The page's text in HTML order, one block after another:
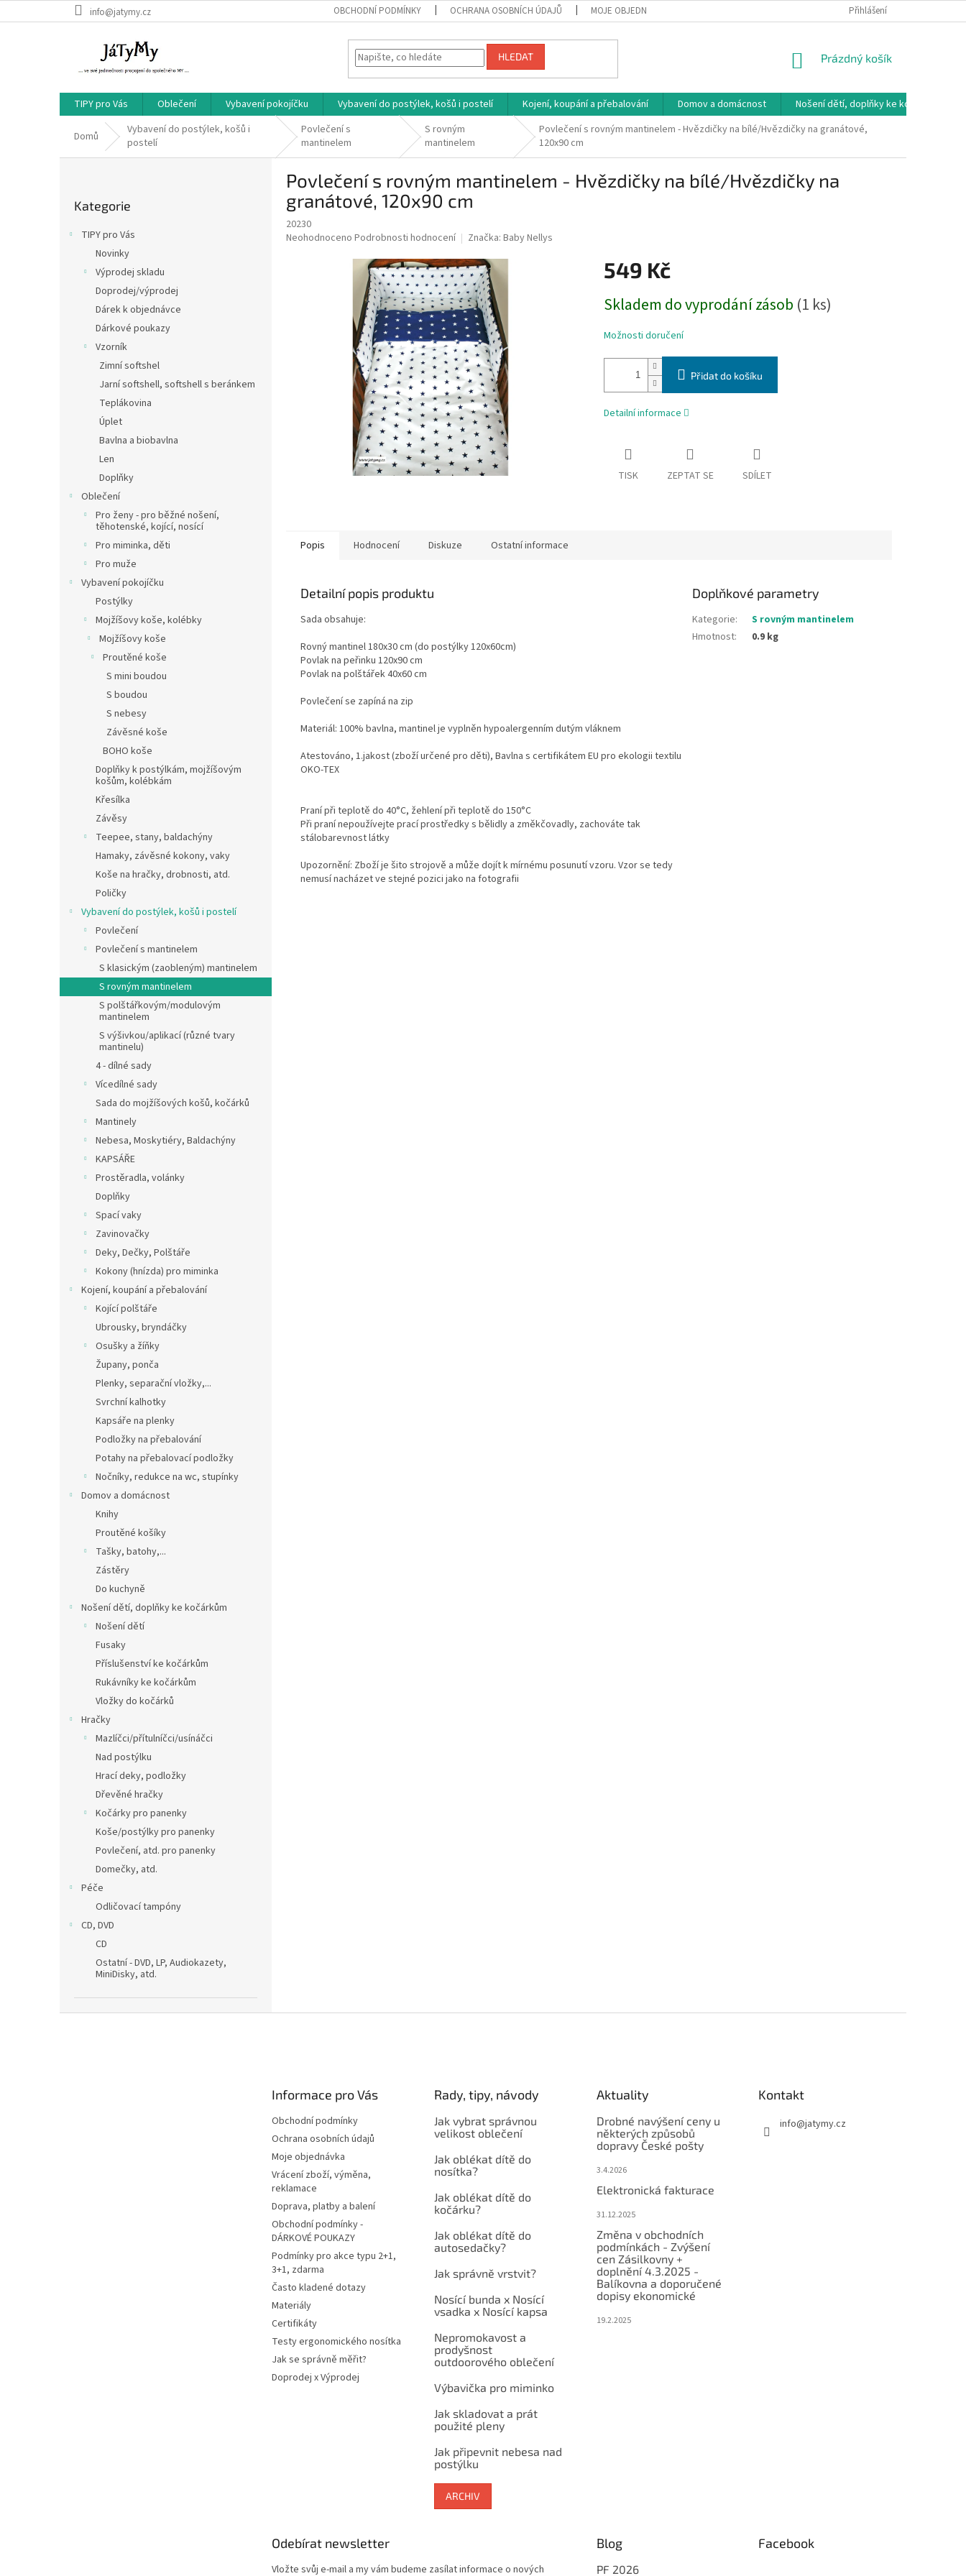
na
info@jatymy.cz OBCHODNÍ PODMÍNKY OCHRANA OSOBNÍCH ÚDAJŮ MOJE OBJEDNÁVKA DOPRAVA, PLATBY A
Přihlášení
HLEDAT
NÁKUPNÍ
Prázdný košík
TIPY pro Vás Oblečení Vybavení pokojíčku Vybavení do postýlek, košů i postelí Kojení, koupání a přebalování Domov a domácnost Nošení dětí, doplňky ke kočárkům
Domů
Vybavení do postýlek, košů i
postelí
Povlečení s
mantinelem
S rovným
mantinelem
Povlečení s rovným mantinelem - Hvězdičky na bílé/Hvězdičky na granátové,
120x90 cm
kategorie
Kategorie
TIPY pro Vás
Novinky
Výprodej skladu
Doprodej/výprodej
Dárek k objednávce
Dárkové poukazy
Vzorník
Zimní softshel
Jarní softshell, softshell s beránkem
Teplákovina
Úplet
Bavlna a biobavlna
Len
Doplňky
Oblečení
Pro ženy - pro běžné nošení,
těhotenské, kojící, nosící
Pro miminka, děti
Pro muže
Vybavení pokojíčku
Postýlky
Mojžíšovy koše, kolébky
Mojžíšovy koše
Proutěné koše
S mini boudou
S boudou
S nebesy
Závěsné koše
BOHO koše
Doplňky k postýlkám, mojžíšovým
košům, kolébkám
Křesílka
Závěsy
Teepee, stany, baldachýny
Hamaky, závěsné kokony, vaky
Koše na hračky, drobnosti, atd.
Poličky
Vybavení do postýlek, košů i postelí
Povlečení
Povlečení s mantinelem
S klasickým (zaobleným) mantinelem
S rovným mantinelem
S polštářkovým/modulovým
mantinelem
S výšivkou/aplikací (různé tvary
mantinelu)
4 - dílné sady
Vícedílné sady
Sada do mojžíšových košů, kočárků
Mantinely
Nebesa, Moskytiéry, Baldachýny
KAPSÁŘE
Prostěradla, volánky
Doplňky
Spací vaky
Zavinovačky
Deky, Dečky, Polštáře
Kokony (hnízda) pro miminka
Kojení, koupání a přebalování
Kojící polštáře
Ubrousky, bryndáčky
Osušky a žíňky
Župany, ponča
Plenky, separační vložky,...
Svrchní kalhotky
Kapsáře na plenky
Podložky na přebalování
Potahy na přebalovací podložky
Nočníky, redukce na wc, stupínky
Domov a domácnost
Knihy
Proutěné košíky
Tašky, batohy,...
Zástěry
Do kuchyně
Nošení dětí, doplňky ke kočárkům
Nošení dětí
Fusaky
Příslušenství ke kočárkům
Rukávníky ke kočárkům
Vložky do kočárků
Hračky
Mazlíčci/přítulníčci/usínáčci
Nad postýlku
Hrací deky, podložky
Dřevěné hračky
Kočárky pro panenky
Koše/postýlky pro panenky
Povlečení, atd. pro panenky
Domečky, atd.
Péče
Odličovací tampóny
CD, DVD
CD
Ostatní - DVD, LP, Audiokazety,
MiniDisky, atd.
Povlečení s rovným mantinelem - Hvězdičky na bílé/Hvězdičky na
granátové, 120x90 cm
20230
Průměrné
Neohodnoceno Podrobnosti hodnocení Značka: Baby Nellys
549 Kč
cena:
Skladem do vyprodání zásob (1 ks)
Možnosti doručení
Přidat do košíku
Detailní informace
TISK ZEPTAT SE SDÍLET
Popis Hodnocení Diskuze Ostatní informace
Detailní popis produktu
Sada obsahuje:
Rovný mantinel 180x30 cm (do postýlky 120x60cm)
Povlak na peřinku 120x90 cm
Povlak na polštářek 40x60 cm
Povlečení se zapíná na zip
Materiál: 100% bavlna, mantinel je vyplněn hypoalergenním dutým vláknem
Atestováno, 1.jakost (zboží určené pro děti), Bavlna s certifikátem EU pro ekologii textilu
OKO-TEX
Praní při teplotě do 40°C, žehlení při teplotě do 150°C
Při praní nepoužívejte prací prostředky s bělidly a změkčovadly, zachováte tak
stálobarevnost látky
Upozornění: Zboží je šito strojově a může dojít k mírnému posunutí vzoru. Vzor se tedy
nemusí nacházet ve stejné pozici jako na fotografii
Doplňkové parametry
Kategorie:
S rovným mantinelem
Hmotnost: 0.9 kg
Informace pro Vás
Obchodní podmínky
Ochrana osobních údajů
Moje objednávka
Vrácení zboží, výměna,
reklamace
Doprava, platby a balení
Obchodní podmínky -
DÁRKOVÉ POUKAZY
Podmínky pro akce typu 2+1,
3+1, zdarma
Často kladené dotazy
Materiály
Certifikáty
Testy ergonomického nosítka
Jak se správně měřit?
Doprodej x Výprodej
Rady, tipy, návody
Jak vybrat správnou
velikost oblečení
Jak oblékat dítě do
nosítka?
Jak oblékat dítě do
kočárku?
Jak oblékat dítě do
autosedačky?
Jak správně vrstvit?
Nosící bunda x Nosící
vsadka x Nosící kapsa
Nepromokavost a
prodyšnost
outdoorového oblečení
Výbavička pro miminko
Jak skladovat a prát
použité pleny
Jak připevnit nebesa nad
postýlku
ARCHIV
Aktuality
Drobné navýšení ceny u
některých způsobů
dopravy České pošty
3.4.2026
Elektronická fakturace
31.12.2025
Změna v obchodních
podmínkách - Zvýšení
cen Zásilkovny +
doplnění 4.3.2025 -
Balíkovna a doporučené
dopisy ekonomické
19.2.2025
Kontakt
info@jatymy.cz
Odebírat newsletter
Vložte svůj e-mail a my vám budeme zasílat informace o nových
Blog
PF 2026
Facebook